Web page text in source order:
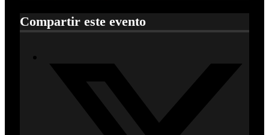
Compartir este evento